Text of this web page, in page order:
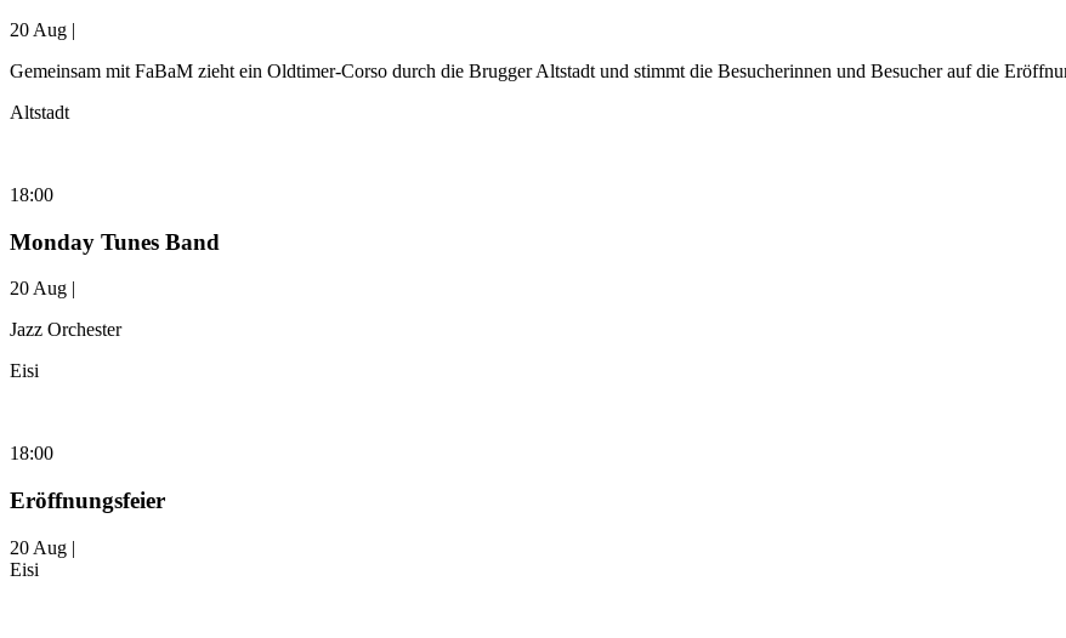
20 Aug |
Gemeinsam mit FaBaM zieht ein Oldtimer-Corso durch die Brugger Altstadt und stimmt die Besucherinnen und Besucher auf die
Altstadt
18:00
Monday Tunes Band
20 Aug |
Jazz Orchester
Eisi
18:00
Eröffnungsfeier
20 Aug |
Eisi